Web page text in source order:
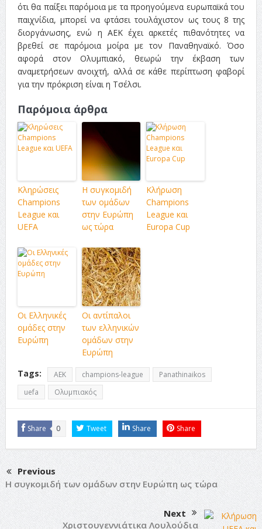
ότι θα παίξει παρόμοια με τα προηγούμενα ευρωπαϊκά του
παιχνίδια, μπορεί να φτάσει τουλάχιστον ως τους 8 της
διοργάνωσης, ενώ η ΑΕΚ έχει αρκετές πιθανότητες να
βρεθεί σε παρόμοια μοίρα με τον Παναθηναϊκό. Όσο
αφορά στον Ολυμπιακό, θεωρώ την έκβαση των
αναμετρήσεων ανοιχτή, αλλά σε κάθε περίπτωση φαβορί
για την πρόκριση είναι η Τσέλσι.
Παρόμοια άρθρα
Κληρώσεις
Champions
League και
UEFA
Η συγκομιδή
των ομάδων
στην Ευρώπη
ως τώρα
Κλήρωση
Champions
League και
Europa Cup
Οι Ελληνικές
ομάδες στην
Ευρώπη
Οι αντίπαλοι
των ελληνικών
ομάδων στην
Ευρώπη
Tags:
AEK champions-league
Panathinaikos
uefa
Ολυμπιακός
Share 0 Tweet Share Share
Previous
Η συγκομιδή των ομάδων στην Ευρώπη ως τώρα
Next
Χριστουγεννιάτικα Λουλούδια